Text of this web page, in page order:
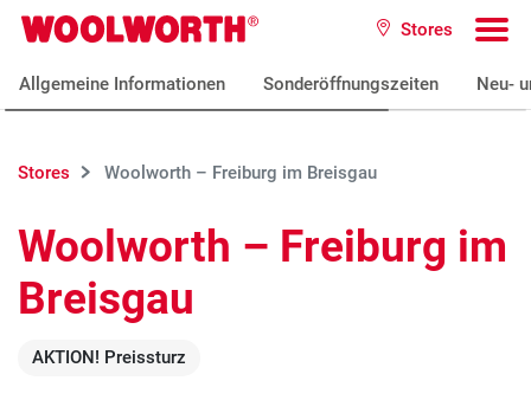
Zum Hauptinhalt
Woolworth GmbH Stores
Allgemeine Informationen Sonderöffnungszeiten Neu-
Stores Woolworth – Freiburg im Breisgau
Woolworth – Freiburg im
Breisgau
AKTION! Preissturz